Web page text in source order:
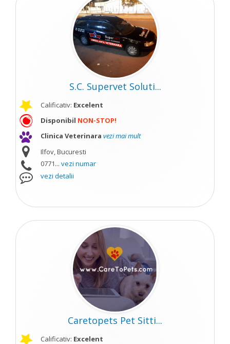
S.C. Supervet Soluti...
Calificativ: Excelent
Disponibil NON-STOP!
Clinica Veterinara vezi mai mult
Ilfov, Bucuresti
0771... vezi numar
vezi detalii
Caretopets Pet Sitti...
Calificativ: Excelent